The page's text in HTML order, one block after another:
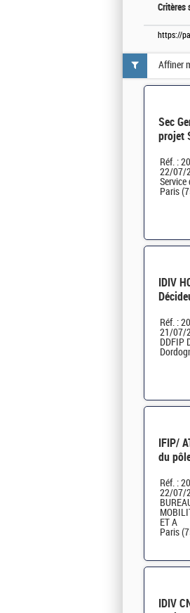
Critères
https://
Sec
projet
Réf. :
22/07/
Service
Paris
IDIV
Réf. :
21/07/
DDFIP
IFIP/
du
AMC
Réf. :
22/07/
ET A
Paris
IDIV
Affiner